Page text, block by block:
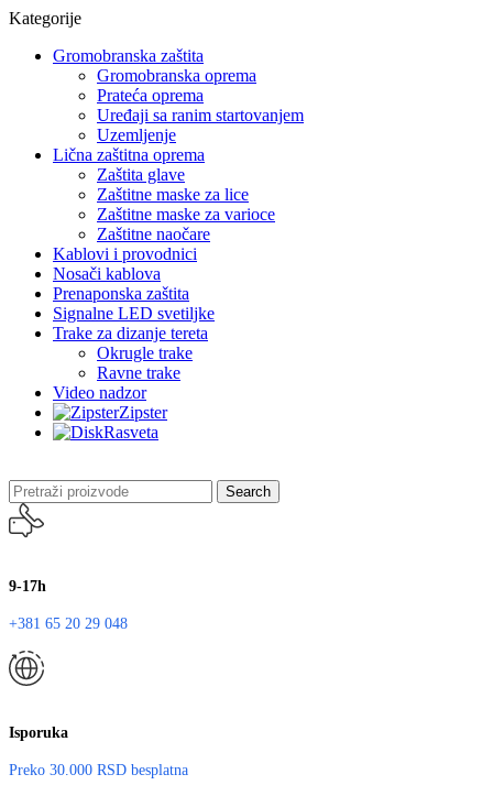
Kategorije
Gromobranska zaštita
Gromobranska oprema
Prateća oprema
Uređaji sa ranim startovanjem
Uzemljenje
Lična zaštitna oprema
Zaštita glave
Zaštitne maske za lice
Zaštitne maske za varioce
Zaštitne naočare
Kablovi i provodnici
Nosači kablova
Prenaponska zaštita
Signalne LED svetiljke
Trake za dizanje tereta
Okrugle trake
Ravne trake
Video nadzor
Zipster
Rasveta
Search
9-17h
+381 65 20 29 048
Isporuka
Preko 30.000 RSD besplatna